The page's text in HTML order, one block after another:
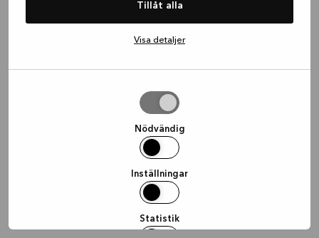
Tillåt alla
Visa detaljer
Nödvändig
Inställningar
Statistik